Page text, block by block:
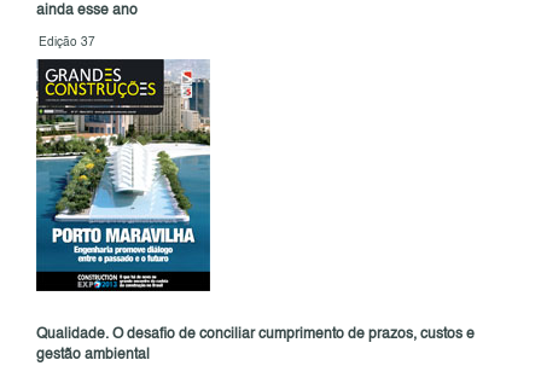
ainda esse ano
Edição 37
Qualidade. O desafio de conciliar cumprimento de prazos, custos e
gestão ambiental